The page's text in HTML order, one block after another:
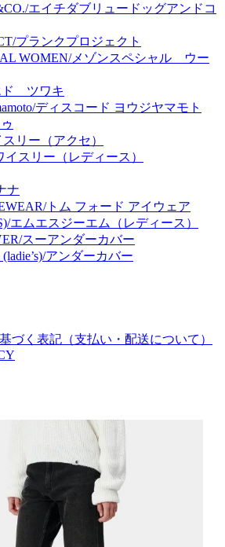
エイチダブリュードッグアンドコ
プランクプロジェクト
WOMEN/メゾンスペシャル ウー
ド ツワキ
ディスコード ヨウジヤマモト
リー（アクセ）
イスリー（レディース）
ナ
トム フォード アイウェア
エムエスジーエム（レディース）
スーアンダーカバー
アンダーカバー
づく表記（支払い・配送について）